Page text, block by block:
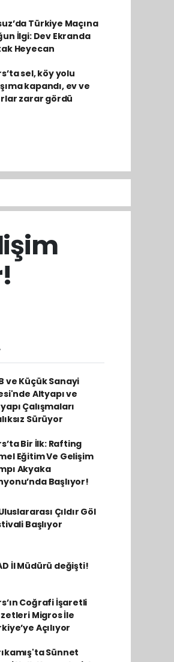
Türkiye Maçına
İlgi: Dev Ekranda
Heyecan
sel, köy yolu
kapandı, ev ve
zarar gördü
ve Küçük Sanayi
Altyapı ve
Çalışmaları
Sürüyor
Bir İlk: Rafting
Eğitim Ve Gelişim
Akyaka
Başlıyor!
Çıldır Göl
Başlıyor
İl Müdürü değişti!
Coğrafi İşaretli
Migros İle
Açılıyor
Sünnet